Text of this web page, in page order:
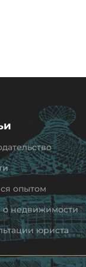
опытом
о недвижимости
юриста